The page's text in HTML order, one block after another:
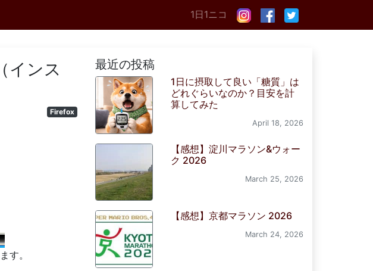
1日1ニコ
インス
Firefox
す。
最近の投稿
1日に摂取して良い「糖質」は
どれぐらいなのか？目安を計
算してみた
April 18, 2026
【感想】淀川マラソン&ウォー
ク 2026
March 25, 2026
【感想】京都マラソン 2026
March 24, 2026